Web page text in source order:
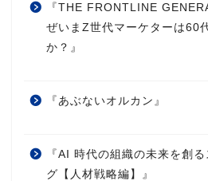
『THE FRONTLINE
ぜいまZ世代マーケターは60
か？』
『あぶないオルカン』
『AI 時代の組織の未来を創
グ【人材戦略編】』